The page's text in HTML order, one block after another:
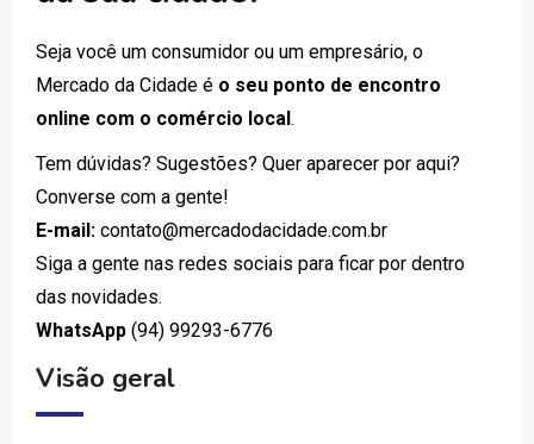
Seja você um consumidor ou um empresário, o
Mercado da Cidade é o seu ponto de encontro
online com o comércio local.
Tem dúvidas? Sugestões? Quer aparecer por aqui?
Converse com a gente!
E-mail: contato@mercadodacidade.com.br
Siga a gente nas redes sociais para ficar por dentro
das novidades.
WhatsApp (94) 99293-6776
Visão geral